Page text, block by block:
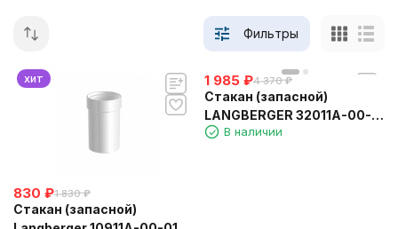
Фильтры
хит
830 ₽1 830 ₽
Стакан (запасной)
1 985 ₽4 370 ₽
Стакан (запасной)
LANGBERGER 32011A-00-
01 стеклянный матовый
В наличии